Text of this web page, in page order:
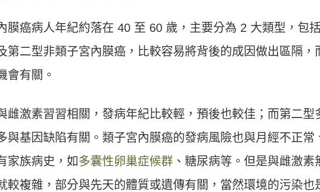
膜癌病人年紀約落在 40 至 60 歲，主要分為 2 大類型，包
第二型非類子宮內膜癌，比較容易將背後的成因做出區隔，
會有關。
雌激素習習相關，發病年紀比較輕，預後也較佳；而第二型
與基因缺陷有關。類子宮內膜癌的發病風險也與月經不正常
家族病史，如多囊性卵巢症候群 、糖尿病等。但是與雌激素
較複雜，部分與先天的體質或遺傳有關，當然環境的污染也